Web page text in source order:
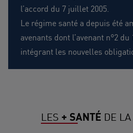
l’accord du 7 juillet 2005.
Le régime santé a depuis été
avenants dont l’avenant n°2
intégrant les nouvelles
LES + SANTÉ DE